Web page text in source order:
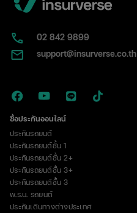
02​ 842 9899
support@insurverse.co.th
ซื้อประกันออนไลน์
ประกันรถยนต์
ประกันรถยนต์ชั้น 1
ประกันรถยนต์ชั้น 2+
ประกันรถยนต์ชั้น 3+
ประกันรถยนต์ชั้น 3
พ.ร.บ. รถยนต์
ประกันเดินทางต่างประเทศ